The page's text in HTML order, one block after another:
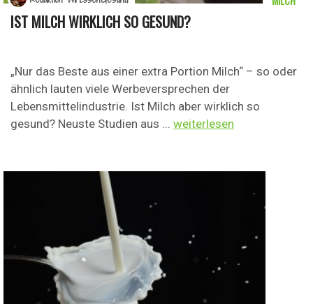
IST MILCH WIRKLICH SO GESUND?
„Nur das Beste aus einer extra Portion Milch“ – so oder
ähnlich lauten viele Werbeversprechen der
Lebensmittelindustrie. Ist Milch aber wirklich so
gesund? Neuste Studien aus ... weiterlesen